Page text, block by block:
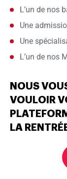
L’un de nos
Une
Une
L’un de nos
NOUS
VOULOIR
LA